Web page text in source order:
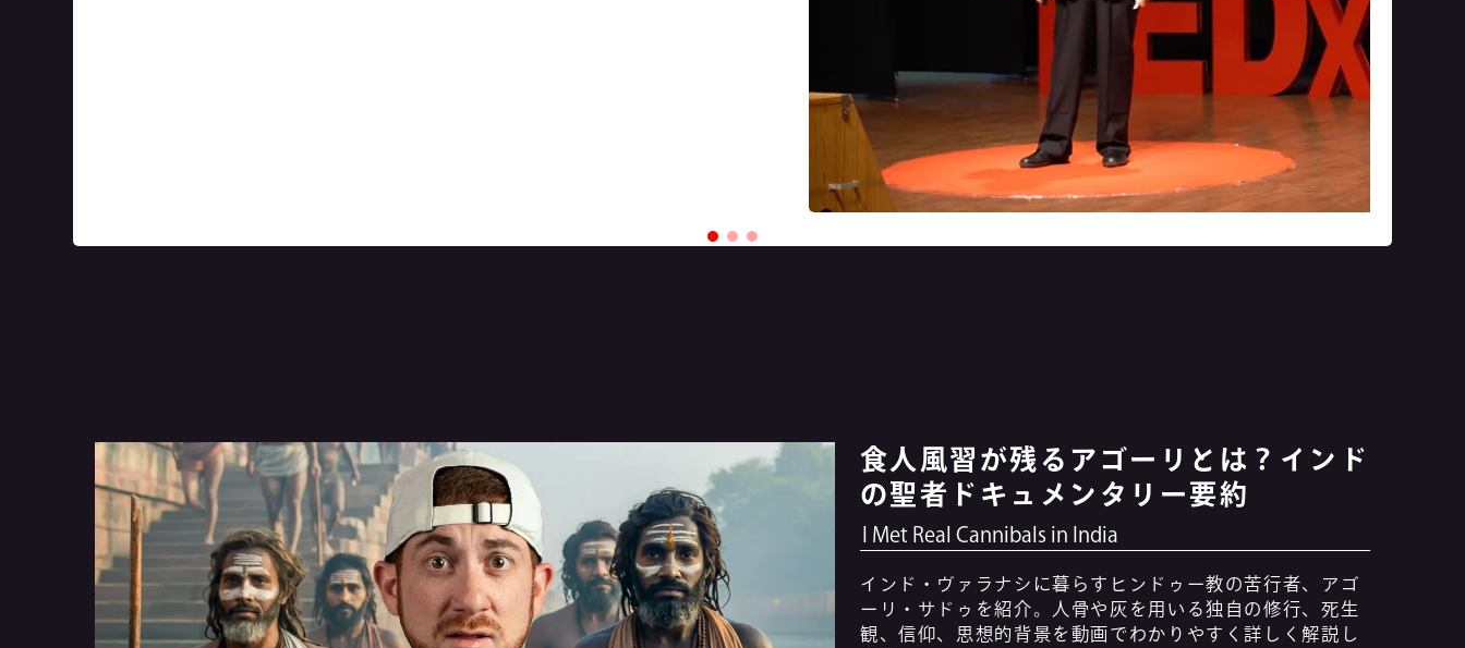
食人風習が残るアゴーリとは？インド
の聖者ドキュメンタリー要約
I Met Real Cannibals in India
インド・ヴァラナシに暮らすヒンドゥー教の苦行者、アゴ
ーリ・サドゥを紹介。人骨や灰を用いる独自の修行、死生
観、信仰、思想的背景を動画でわかりやすく詳しく解説し